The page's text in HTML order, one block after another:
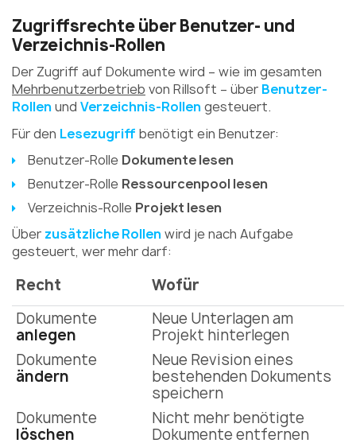
Zugriffsrechte über Benutzer- und
Verzeichnis-Rollen
Der Zugriff auf Dokumente wird – wie im gesamten
Mehrbenutzerbetrieb von Rillsoft – über Benutzer-
Rollenund Verzeichnis-Rollengesteuert.
Für den Lesezugriff benötigt ein Benutzer:
Benutzer-Rolle Dokumente lesen
Benutzer-Rolle Ressourcenpool lesen
Verzeichnis-Rolle Projekt lesen
Über zusätzliche Rollenwird je nach Aufgabe
gesteuert, wer mehr darf:
Recht
Wofür
Dokumente
anlegen
Neue Unterlagen am
Projekt hinterlegen
Dokumente
ändern
Neue Revision eines
bestehenden Dokuments
speichern
Dokumente
löschen
Nicht mehr benötigte
Dokumente entfernen